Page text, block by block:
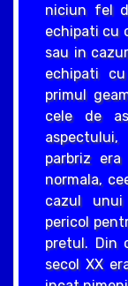
niciun fel
echipati cu
sau in
echipati
primul
cele de
parbriz
normala,
cazul
pericol
pretul. Din
secol XX